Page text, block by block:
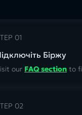
01
Біржу
our FAQ section to
02